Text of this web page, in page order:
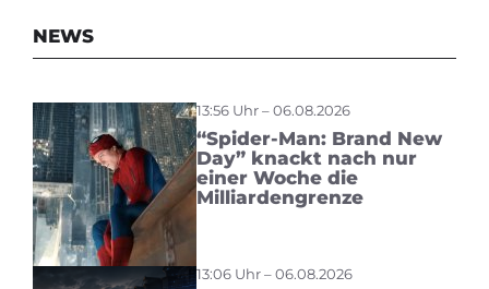
NEWS
13:56 Uhr – 06.08.2026
“Spider-Man: Brand New
Day” knackt nach nur
einer Woche die
Milliardengrenze
13:06 Uhr – 06.08.2026